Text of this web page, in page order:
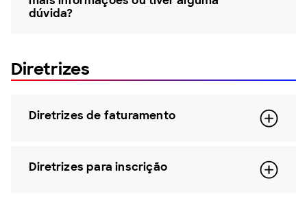
dúvida?
Diretrizes
Diretrizes de faturamento
Diretrizes para inscrição